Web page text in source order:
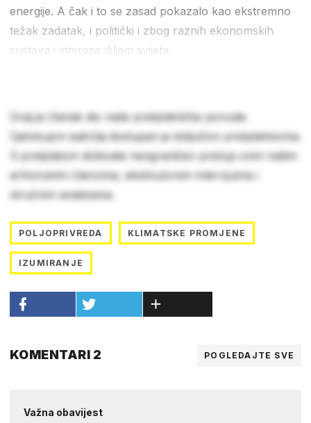
energije. A čak i to se zasad pokazalo kao ekstremno
težak zadatak, i politički i zbog raznih ekonomskih
sustava i interesa diljem svijeta.
Ovaj je članak dio naše pretplatničke ponude.
Cjelokupni sadržaj dostupan je isključivo pretplatnicima.
S pretplatom dobivate neograničen pristup svim našim
arhiviranim člancima, ekskluzivnim intervjuima i
stručnim analizama.
POLJOPRIVREDA KLIMATSKE PROMJENE
IZUMIRANJE
KOMENTARI 2 POGLEDAJTE SVE
Važna obavijest